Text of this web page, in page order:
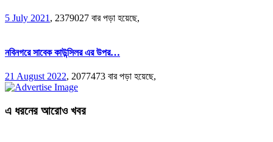
5 July 2021 , 2379027 বার পড়া হয়েছে,
নবিনগরে সাবেক কাউন্সিলর এর উপর…
21 August 2022, 2077473 বার পড়া হয়েছে,
এ ধরনের আরোও খবর